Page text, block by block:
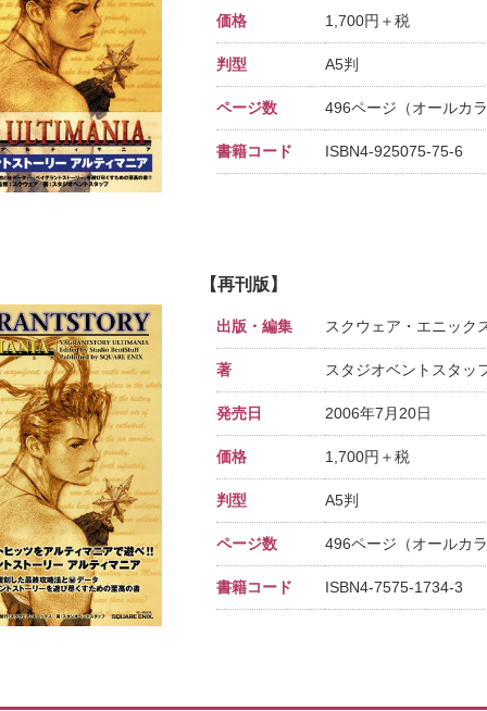
価格 1,700円＋税
判型 A5判
ページ数 496ページ（オールカラ
書籍コード ISBN4-925075-75-6
【再刊版】
出版・編集 スクウェア・エニック
著 スタジオベントスタッ
発売日 2006年7月20日
価格 1,700円＋税
判型 A5判
ページ数 496ページ（オールカラ
書籍コード ISBN4-7575-1734-3